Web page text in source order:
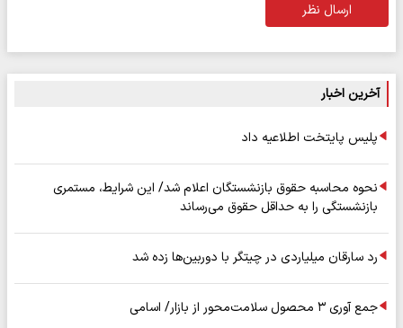
ارسال نظر
آخرین اخبار
پلیس پایتخت اطلاعیه داد
نحوه محاسبه حقوق بازنشستگان اعلام شد/ این شرایط، مستمری
بازنشستگی را به حداقل حقوق می‌رساند
رد سارقان میلیاردی در چیتگر با دوربین‌ها زده شد
جمع آوری ۳ محصول سلامت‌محور از بازار/ اسامی